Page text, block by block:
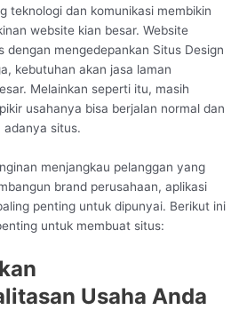
teknologi dan komunikasi membikin
website kian besar. Website
dengan mengedepankan Situs Design
kebutuhan akan jasa laman
Melainkan seperti itu, masih
usahanya bisa berjalan normal dan
adanya situs.
menjangkau pelanggan yang
brand perusahaan, aplikasi
penting untuk dipunyai. Berikut ini
untuk membuat situs:
Usaha Anda